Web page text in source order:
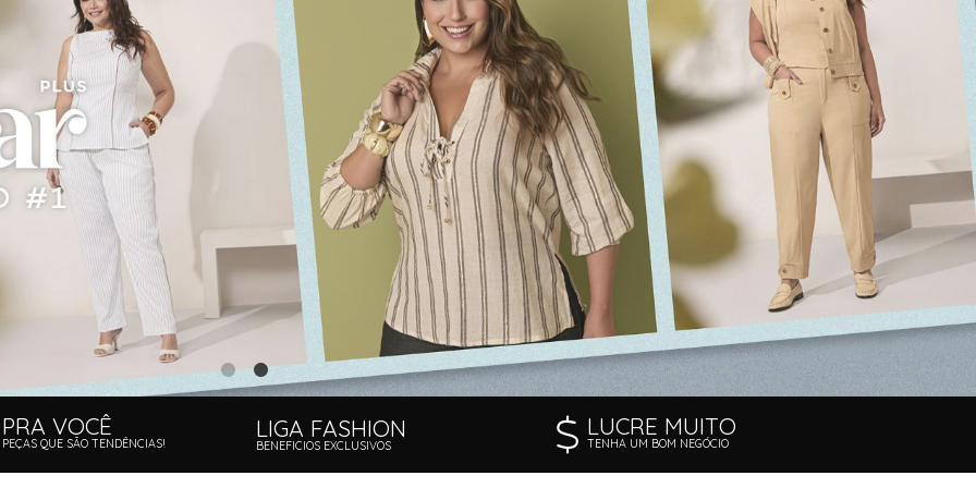
PRA VOCÊ
PEÇAS QUE SÃO TENDÊNCIAS!
LIGA FASHION
BENEFICIOS EXCLUSIVOS
LUCRE MUITO
TENHA UM BOM NEGÓCIO